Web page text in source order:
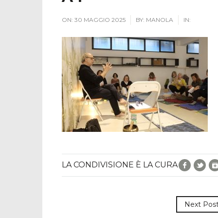
ON: 30 MAGGIO 2025 BY: MANOLA IN:
LA CONDIVISIONE È LA CURA
Next